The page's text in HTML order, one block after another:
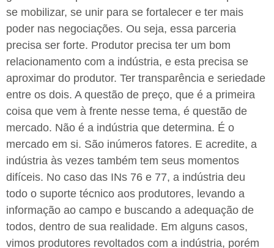
se mobilizar, se unir para se fortalecer e ter mais
poder nas negociações. Ou seja, essa parceria
precisa ser forte. Produtor precisa ter um bom
relacionamento com a indústria, e esta precisa se
aproximar do produtor. Ter transparência e seriedade
entre os dois. A questão de preço, que é a primeira
coisa que vem à frente nesse tema, é questão de
mercado. Não é a indústria que determina. É o
mercado em si. São inúmeros fatores. E acredite, a
indústria às vezes também tem seus momentos
difíceis. No caso das INs 76 e 77, a indústria deu
todo o suporte técnico aos produtores, levando a
informação ao campo e buscando a adequação de
todos, dentro de sua realidade. Em alguns casos,
vimos produtores revoltados com a indústria, porém